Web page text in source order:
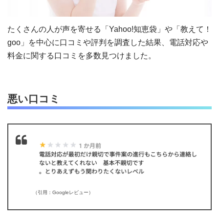
たくさんの人が声を寄せる「Yahoo!知恵袋」や「教えて！
goo」を中心に口コミや評判を調査した結果、電話対応や
料金に関する口コミを多数見つけました。
悪い口コミ
（引用：Googleレビュー）